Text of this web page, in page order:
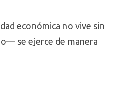
económica no vive sin
se ejerce de manera